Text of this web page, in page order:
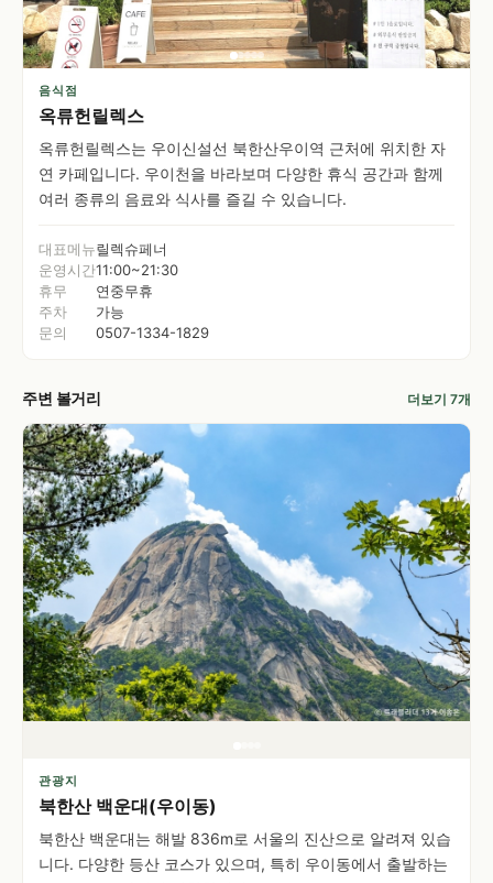
음식점
옥류헌릴렉스
옥류헌릴렉스는 우이신설선 북한산우이역 근처에 위치한 자
연 카페입니다. 우이천을 바라보며 다양한 휴식 공간과 함께
여러 종류의 음료와 식사를 즐길 수 있습니다.
대표메뉴릴렉슈페너
운영시간11:00~21:30
휴무
연중무휴
주차
가능
문의
0507-1334-1829
주변 볼거리 더보기 7개
관광지
북한산 백운대(우이동)
북한산 백운대는 해발 836m로 서울의 진산으로 알려져 있습
니다. 다양한 등산 코스가 있으며, 특히 우이동에서 출발하는